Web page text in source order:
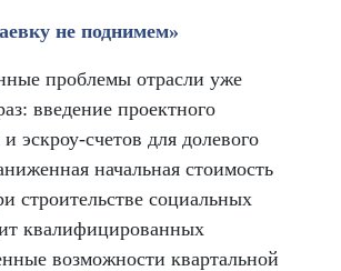
не поднимем»
проблемы отрасли уже
введение проектного
эскроу-счетов для долевого
начальная стоимость
строительстве социальных
квалифицированных
возможности квартальной